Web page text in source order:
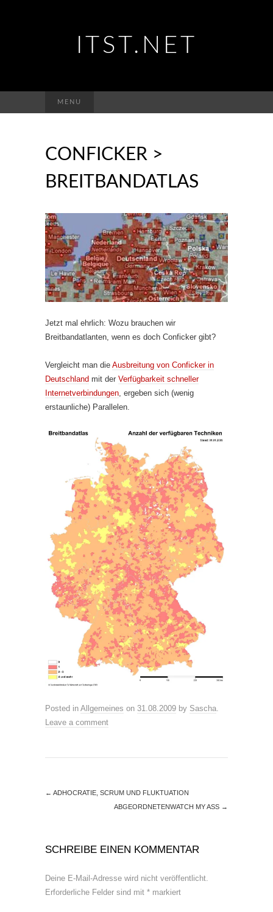
ITST.NET
MENU
nach:
CONFICKER >
BREITBANDATLAS
Jetzt mal ehrlich: Wozu brauchen wir
Breitbandatlanten, wenn es doch Conficker gibt?
Vergleicht man die Ausbreitung von Conficker in
Deutschland mit der Verfügbarkeit schneller
Internetverbindungen , ergeben sich (wenig
erstaunliche) Parallelen.
Posted in Allgemeines on 31.08.2009 by Sascha.
Leave a comment
← ADHOCRATIE, SCRUM UND FLUKTUATION
ABGEORDNETENWATCH MY ASS →
SCHREIBE EINEN KOMMENTAR
Deine E-Mail-Adresse wird nicht veröffentlicht.
Erforderliche Felder sind mit * markiert